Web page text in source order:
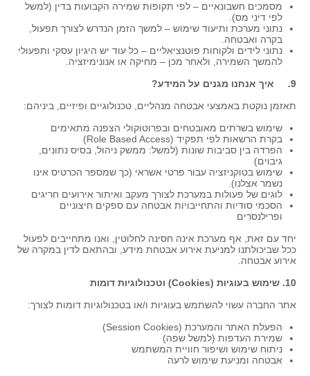
מסמכים חשבונאיים – לפי תקופות שמירה הקבועות בדין (למשל
לפי דיני מס).
נתוני מערכת ותיעוד שימוש – למשך הזמן הנדרש לצורך תפעול,
בקרה ואבטחה.
נתוני לידים ולקוחות פוטנציאליים – כל עוד יש היגיון עסקי ותפעולי
להמשך השמירה, ולאחר מכן – מחיקה או אנונימיזציה.
9. איך אנחנו מגנים על המידע?
תאזמן נוקטת באמצעי אבטחה מנהליים, טכנולוגיים ופיזיים, ביניהם:
שימוש בשרתים מאובטחים ובפרוטוקולי הצפנה מתאימים
בקרת הרשאות לפי תפקיד (Role Based Access)
הפרדה בין סביבות שונות (למשל: ממשק ניהול, בסיס נתונים,
גיבוים)
שימוש בטוקניזציה עבור פרטי אשראי (כך שמספר הכרטיס אינו
נשמר אצלנו).
לוגים של פעולות במערכת לצורך מעקב ואיתור אירועים חריגים
הסכמי סודיות והתחייבויות אבטחה עם ספקים חיצוניים
ופרילנסרים
יחד עם זאת, אף מערכת אינה חסינה לחלוטין, ואנו מתחייבים לפעול
ככל שביכולתנו למניעת אירוע אבטחת מידע, ובהתאם לדין במקרה של
אירוע אבטחה.
10. שימוש בעוגיות (Cookies) וטכנולוגיות דומות
אתר החברה עשוי להשתמש בעוגיות ו/או בטכנולוגיות דומות לצורך:
הפעלת האתר והמערכת (Session Cookies)
שמירת העדפות (למשל שפה)
ניתוח שימוש ושיפור חוויית המשתמש
אבטחה ומניעת שימוש לרעה